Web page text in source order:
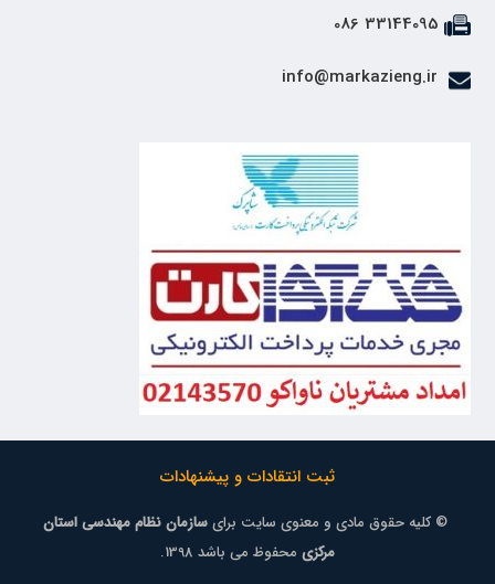
33144095 086
ثبت انتقادات و پیشنهادات
© کلیه حقوق مادی و معنوی سایت برایسازمان نظام مهندسی استان
مرکزی محفوظ می باشد 1398.